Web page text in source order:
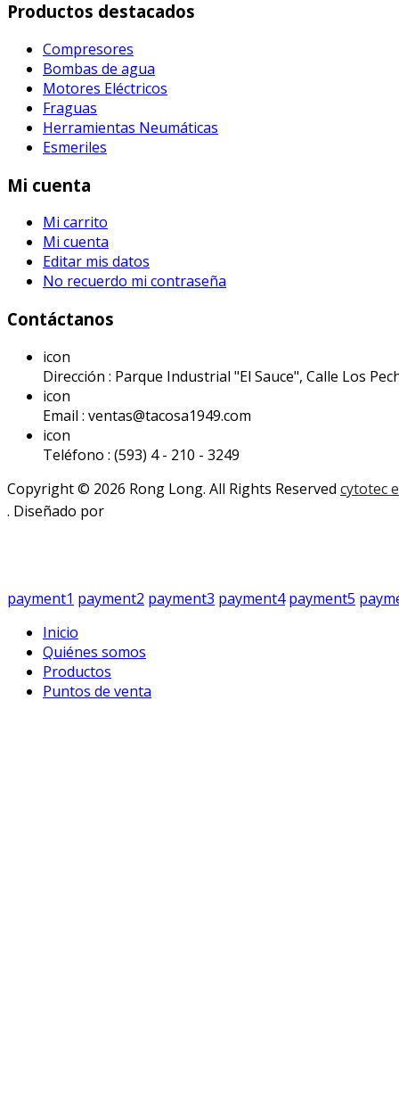
Productos destacados
Compresores
Bombas de agua
Motores Eléctricos
Fraguas
Herramientas Neumáticas
Esmeriles
Mi cuenta
Mi carrito
Mi cuenta
Editar mis datos
No recuerdo mi contraseña
Contáctanos
icon
Dirección : Parque Industrial "El Sauce", Calle Los
icon
Email : ventas@tacosa1949.com
icon
Teléfono : (593) 4 - 210 - 3249
Copyright © 2026 Rong Long. All Rights Reserved cytotec
. Diseñado por
payment1 payment2 payment3 payment4 payment5
Inicio
Quiénes somos
Productos
Puntos de venta